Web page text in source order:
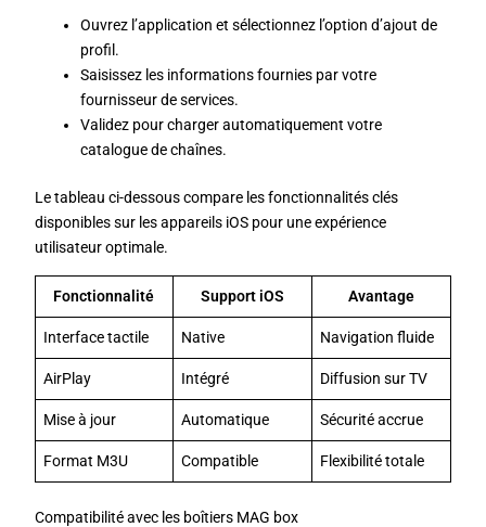
Ouvrez l’application et sélectionnez l’option d’ajout de
profil.
Saisissez les informations fournies par votre
fournisseur de services.
Validez pour charger automatiquement votre
catalogue de chaînes.
Le tableau ci-dessous compare les fonctionnalités clés
disponibles sur les appareils iOS pour une expérience
utilisateur optimale.
Fonctionnalité Support iOS Avantage
Interface tactile Native Navigation fluide
AirPlay Intégré Diffusion sur TV
Mise à jour Automatique Sécurité accrue
Format M3U Compatible Flexibilité totale
Compatibilité avec les boîtiers MAG box